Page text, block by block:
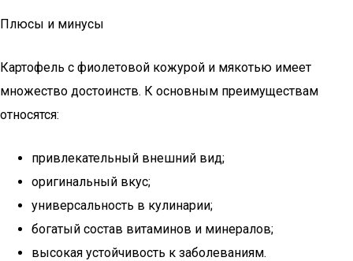
Плюсы и минусы
Картофель с фиолетовой кожурой и мякотью имеет
множество достоинств. К основным преимуществам
относятся:
привлекательный внешний вид;
оригинальный вкус;
универсальность в кулинарии;
богатый состав витаминов и минералов;
высокая устойчивость к заболеваниям.